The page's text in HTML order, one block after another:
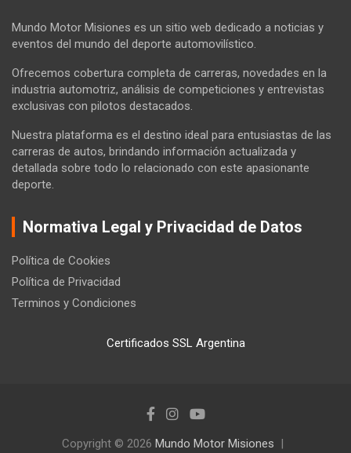
Mundo Motor Misiones es un sitio web dedicado a noticias y
eventos del mundo del deporte automovilístico.
Ofrecemos cobertura completa de carreras, novedades en la
industria automotriz, análisis de competiciones y entrevistas
exclusivas con pilotos destacados.
Nuestra plataforma es el destino ideal para entusiastas de las
carreras de autos, brindando información actualizada y
detallada sobre todo lo relacionado con este apasionante
deporte.
Normativa Legal y Privacidad de Datos
Política de Cookies
Política de Privacidad
Terminos y Condiciones
Certificados SSL Argentina
Copyright © 2026 Mundo Motor Misiones